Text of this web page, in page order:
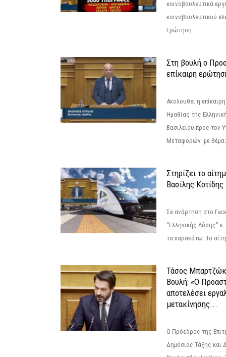
κοινοβουλευτικά
κοινοβουλευτικού
Ερώτηση
Στη βουλή ο
επίκαιρη
Ακολουθεί η
Ημαθίας της
Βασιλείου προς τον
Μεταφορών με θέμα:
Στηρίζει το
Βασίλης Κοτίδης
Σε ανάρτηση στο
"Ελληνικής Λύσης"
τα παρακάτω: Το
Τάσος
Βουλή: «Ο
αποτελέσει
μετακίνησης...
Ο Πρόεδρος της
Δημόσιας Τάξης και